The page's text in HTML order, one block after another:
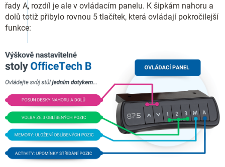
řady A, rozdíl je ale v ovládacím panelu. K šipkám nahoru a
dolů totiž přibylo rovnou 5 tlačítek, která ovládají pokročilejší
funkce: